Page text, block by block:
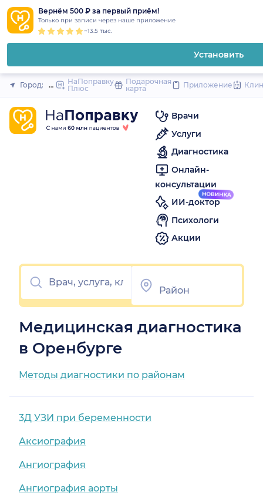
Вернём 500 ₽ за первый приём!
Только при записи через наше приложение
~13.5 тыс.
Установить
Закрыть
Город: ОренбургНаПоправку
Плюс
Подарочная
карта
Приложение
Врачи
Услуги
Диагностика
Онлайн-
консультации
ИИ-доктор
Психологи
Акции
Медицинская диагностика
в Оренбурге
Методы диагностики по районам
3Д УЗИ при беременности
Аксиография
Ангиография
Ангиография аорты